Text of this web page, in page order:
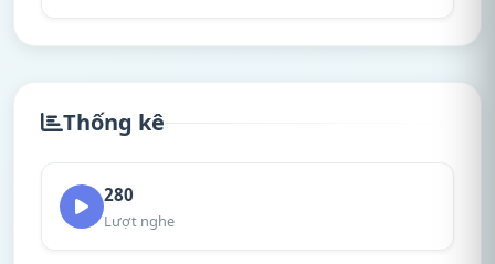
Thống kê
280
Lượt nghe